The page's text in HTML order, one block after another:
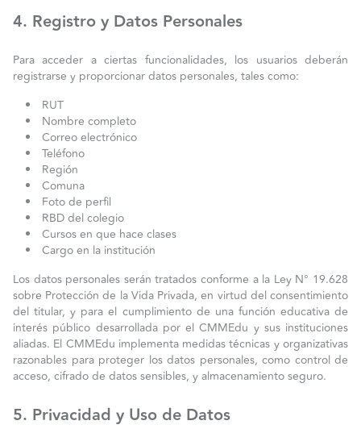
4. Registro y Datos Personales
Para acceder a ciertas funcionalidades, los usuarios deberán
registrarse y proporcionar datos personales, tales como:
RUT
Nombre completo
Correo electrónico
Teléfono
Región
Comuna
Foto de perfil
RBD del colegio
Cursos en que hace clases
Cargo en la institución
Los datos personales serán tratados conforme a la Ley N° 19.628
sobre Protección de la Vida Privada, en virtud del consentimiento
del titular, y para el cumplimiento de una función educativa de
interés público desarrollada por el CMMEdu y sus instituciones
aliadas. El CMMEdu implementa medidas técnicas y organizativas
razonables para proteger los datos personales, como control de
acceso, cifrado de datos sensibles, y almacenamiento seguro.
5. Privacidad y Uso de Datos